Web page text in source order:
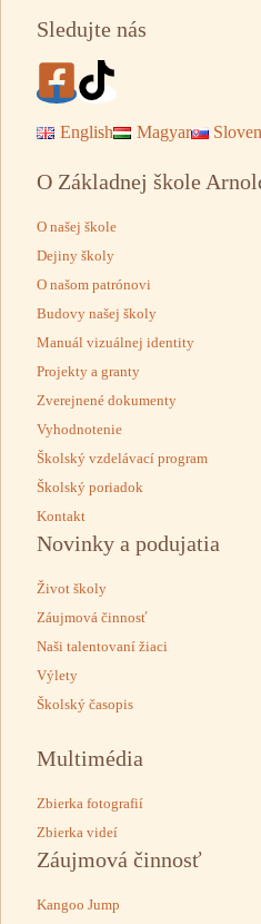
Sledujte nás
English Magyar
O Základnej škole
O našej škole
Dejiny školy
O našom patrónovi
Budovy našej školy
Manuál vizuálnej identity
Projekty a granty
Zverejnené dokumenty
Vyhodnotenie
Školský vzdelávací program
Školský poriadok
Kontakt
Novinky a podujatia
Život školy
Záujmová činnosť
Naši talentovaní žiaci
Výlety
Školský časopis
Multimédia
Zbierka fotografií
Zbierka videí
Záujmová činnosť
Kangoo Jump